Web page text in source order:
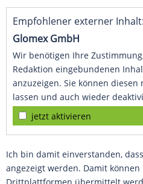
Empfohlener externer Inhalt:
Glomex GmbH
Wir benötigen Ihre
Redaktion eingebundenen
anzuzeigen. Sie können diesen
lassen und auch wieder
jetzt aktivieren
Ich bin damit einverstanden,
angezeigt werden. Damit